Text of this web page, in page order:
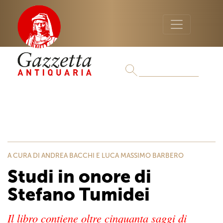
A CURA DI ANDREA BACCHI E LUCA MASSIMO BARBERO
Studi in onore di
Stefano Tumidei
Il libro contiene oltre cinquanta saggi di